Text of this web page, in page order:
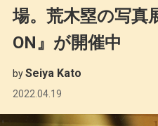
場。荒木塁の写真
ON』が開催中
bySeiya Kato
2022.04.19